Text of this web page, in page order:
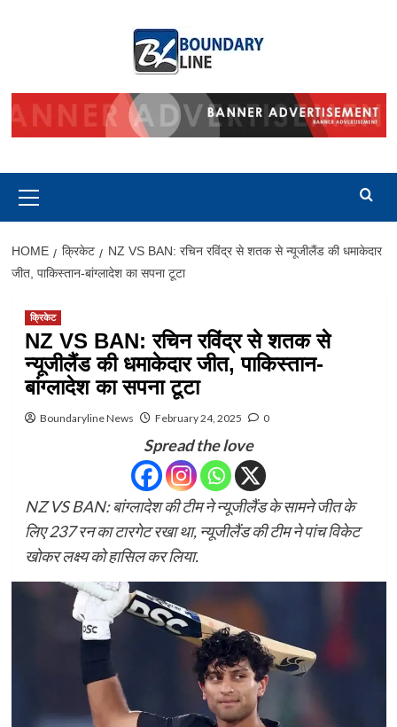
Menu
HOME क्रिकेट
NZ VS BAN: रचिन रविंद्र से शतक से न्यूजीलैंड की धमाकेदार
जीत, पाकिस्तान-बांग्लादेश का सपना टूटा
क्रिकेट
NZ VS BAN: रचिन रविंद्र से शतक से
न्यूजीलैंड की धमाकेदार जीत, पाकिस्तान-
बांग्लादेश का सपना टूटा
Boundaryline News February 24, 2025 0
Spread the love
NZ VS BAN: बांग्लादेश की टीम ने न्यूजीलैंड के सामने जीत के
लिए 237 रन का टारगेट रखा था, न्यूजीलैंड की टीम ने पांच विकेट
खोकर लक्ष्य को हासिल कर लिया.